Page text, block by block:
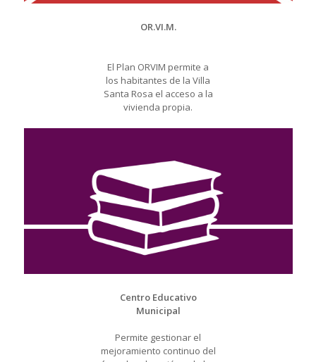
OR.VI.M.
El Plan ORVIM permite a
los habitantes de la Villa
Santa Rosa el acceso a la
vivienda propia.
Centro Educativo
Municipal
Permite gestionar el
mejoramiento continuo del